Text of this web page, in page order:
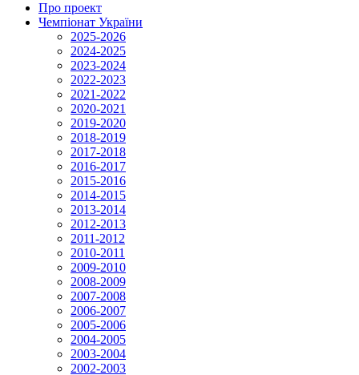
Про проект
Чемпіонат України
2025-2026
2024-2025
2023-2024
2022-2023
2021-2022
2020-2021
2019-2020
2018-2019
2017-2018
2016-2017
2015-2016
2014-2015
2013-2014
2012-2013
2011-2012
2010-2011
2009-2010
2008-2009
2007-2008
2006-2007
2005-2006
2004-2005
2003-2004
2002-2003